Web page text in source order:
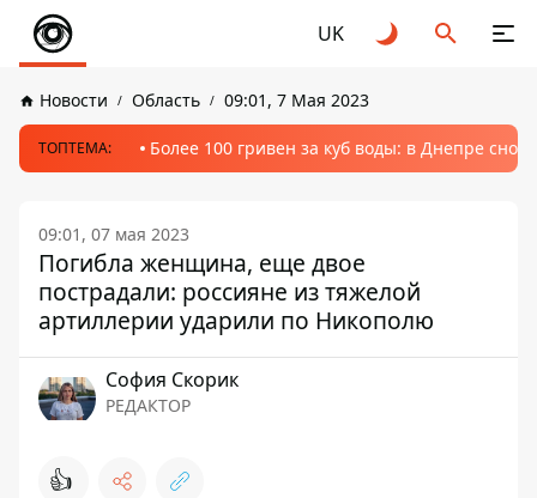
UK
Новости Область 09:01, 7 Мая 2023
ТОПТЕМА: Более 100 гривен за куб воды: в Днепре
09:01, 07 мая 2023
Погибла женщина, еще двое
пострадали: россияне из тяжелой
артиллерии ударили по Никополю
София Скорик
РЕДАКТОР
👍